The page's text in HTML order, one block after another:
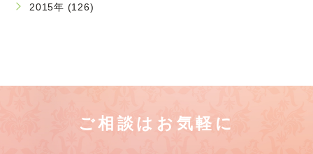
2015年 (126)
ご相談はお気軽に